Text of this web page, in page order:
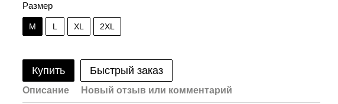
Размер
M L XL 2XL
Купить Быстрый заказ
Описание Новый отзыв или комментарий